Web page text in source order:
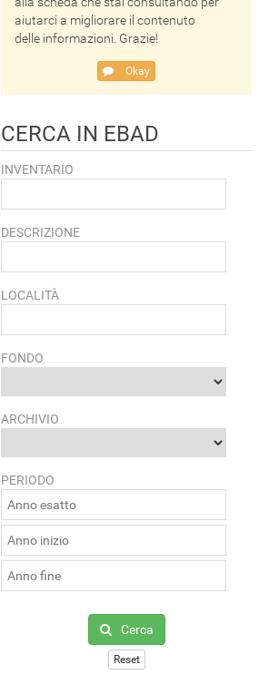
aiutarci a migliorare il contenuto
delle informazioni. Grazie!
Okay
CERCA IN EBAD
INVENTARIO
DESCRIZIONE
LOCALITÀ
FONDO
ARCHIVIO
PERIODO
Cerca
Reset